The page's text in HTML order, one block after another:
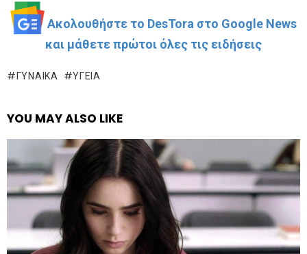
Ακολουθήστε το DesTora στο Google News
και μάθετε πρώτοι όλες τις ειδήσεις
ΓΥΝΑΊΚΑ ΥΓΕΊΑ
YOU MAY ALSO LIKE